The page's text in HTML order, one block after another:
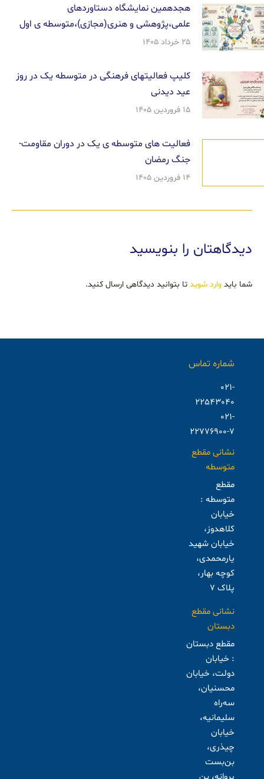
هجدهمین نمایشگاه دستاوردهای
علمی،پژوهشی و هنری(مجازی)،متوسطه ی اول
۲۵ خرداد ۱۴۰۵
کلیپ فعالیتهای فرهنگی در متوسطه یک در روز
عید دیدنی
۱۵ فروردین ۱۴۰۵
فعالیت های متوسطه ی یک در دوران مقاومت-
جنگ رمضان
۱۴ فروردین ۱۴۰۵
دیدگاهتان را بنویسید
شما باید وارد شوید تا بتوانید دیدگاهی ارسال کنید.
شماره تماس
021-
22543040
021-
22776900-7
نشانی مقطع
متوسطه
مقطع
متوسطه :
خیابان
کلاهدوز،
خیابان شهید
یارمحمدی،
کوچه بهار،
پلاک ۷
نشانی مقطع
دبستان
مقطع دبستان
: خیابان
دولت، خیابان
محسنیان،
سه‌راه
سلیمانیه،
خیابان
چیذری،
بن‌بست